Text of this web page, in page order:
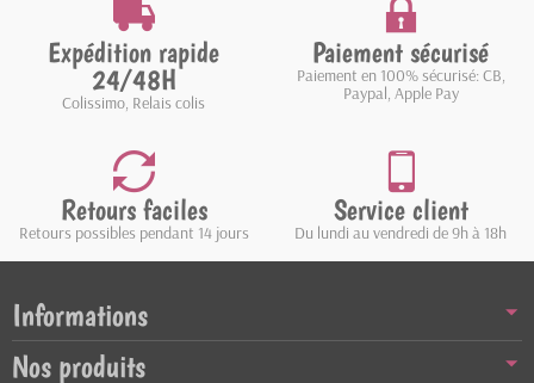
Expédition rapide
24/48H
Colissimo, Relais colis
Paiement sécurisé
Paiement en 100% sécurisé: CB,
Paypal, Apple Pay
Retours faciles
Retours possibles pendant 14 jours
Service client
Du lundi au vendredi de 9h à 18h
Informations
Nos produits